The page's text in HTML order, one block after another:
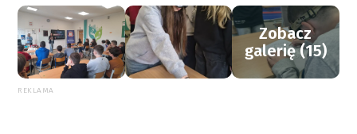
Zobacz
galerię (15)
REKLAMA